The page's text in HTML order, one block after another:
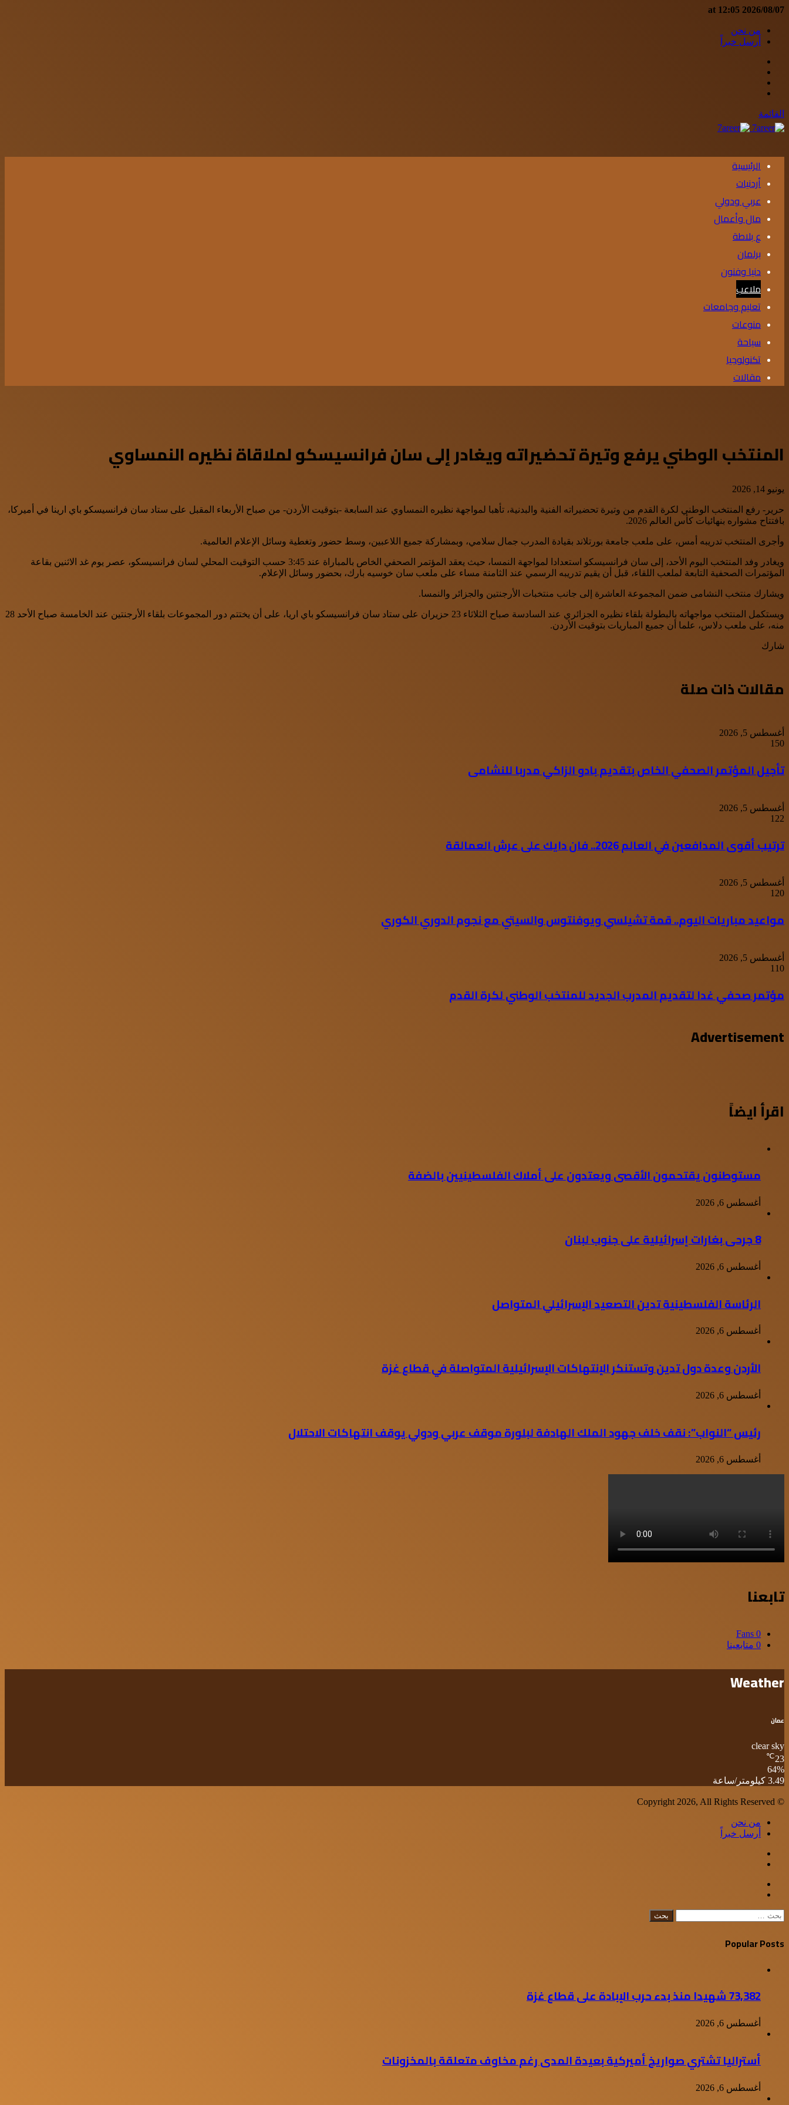
2026/08/07 at 12:05
من نحن
أرسل خبراً
القائمة
الرئيسية
أردنيات
عربي ودولي
مال وأعمال
ع بلاطة
برلمان
دنيا وفنون
ملاعب
تعليم وجامعات
منوعات
سياحة
تكنولوجيا
مقالات
المنتخب الوطني يرفع وتيرة تحضيراته ويغادر إلى سان فرانسيسكو لملاقاة نظيره النمساوي
يونيو 14, 2026
حرير- رفع المنتخب الوطني لكرة القدم من وتيرة تحضيراته الفنية والبدنية، تأهبا لمواجهة نظيره النمساوي عند السابعة -بتوقيت الأردن- من صباح الأربعاء المقبل على ستاد سان فرانسيسكو باي ارينا في أميركا،
بافتتاح مشواره بنهائيات كأس العالم 2026.
وأجرى المنتخب تدريبه أمس، على ملعب جامعة بورتلاند بقيادة المدرب جمال سلامي، وبمشاركة جميع اللاعبين، وسط حضور وتغطية وسائل الإعلام العالمية.
ويغادر وفد المنتخب اليوم الأحد، إلى سان فرانسيسكو استعدادا لمواجهة النمسا، حيث يعقد المؤتمر الصحفي الخاص بالمباراة عند 3:45 حسب التوقيت المحلي لسان فرانسيسكو، عصر يوم غد الاثنين بقاعة
المؤتمرات الصحفية التابعة لملعب اللقاء، قبل أن يقيم تدريبه الرسمي عند الثامنة مساء على ملعب سان خوسيه بارك، بحضور وسائل الإعلام.
ويشارك منتخب النشامى ضمن المجموعة العاشرة إلى جانب منتخبات الأرجنتين والجزائر والنمسا.
ويستكمل المنتخب مواجهاته بالبطولة بلقاء نظيره الجزائري عند السادسة صباح الثلاثاء 23 حزيران على ستاد سان فرانسيسكو باي اريا، على أن يختتم دور المجموعات بلقاء الأرجنتين عند الخامسة صباح الأحد 28
منه، على ملعب دلاس، علما أن جميع المباريات بتوقيت الأردن.
شارك
مقالات ذات صلة
أغسطس 5, 2026
150
تأجيل المؤتمر الصحفي الخاص بتقديم بادو الزاكي مدربا للنشامى
أغسطس 5, 2026
122
ترتيب أقوى المدافعين في العالم 2026.. فان دايك على عرش العمالقة
أغسطس 5, 2026
120
مواعيد مباريات اليوم.. قمة تشيلسي ويوفنتوس والسيتي مع نجوم الدوري الكوري
أغسطس 5, 2026
110
مؤتمر صحفي غدا لتقديم المدرب الجديد للمنتخب الوطني لكرة القدم
Advertisement
اقرأ ايضاً
مستوطنون يقتحمون الأقصى ويعتدون على أملاك الفلسطينيين بالضفة
أغسطس 6, 2026
8 جرحى بغارات إسرائيلية على جنوب لبنان
أغسطس 6, 2026
الرئاسة الفلسطينية تدين التصعيد الإسرائيلي المتواصل
أغسطس 6, 2026
الأردن وعدة دول تدين وتستنكر الإنتهاكات الإسرائيلية المتواصلة في قطاع غزة
أغسطس 6, 2026
رئيس “النواب”: نقف خلف جهود الملك الهادفة لبلورة موقف عربي ودولي يوقف انتهاكات الاحتلال
أغسطس 6, 2026
تابعنا
0
Fans
0 متابعينا
Weather
عمان
clear sky
23
℃
الرطوبة:
64%
الرياح:
3.49 كيلومتر/ساعة
© Copyright 2026, All Rights Reserved
من نحن
أرسل خبراً
Facebook
Twitter
Google+
WhatsApp
Viber
إغلاق
البحث
Popular Posts
73,382 شهيدا منذ بدء حرب الإبادة على قطاع غزة
أغسطس 6, 2026
أستراليا تشتري صواريخ أميركية بعيدة المدى رغم مخاوف متعلقة بالمخزونات
أغسطس 6, 2026